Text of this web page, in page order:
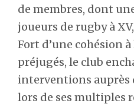
de membres, dont
joueurs de rugby à
Fort d’une cohésion à
préjugés, le club
interventions auprès
lors de ses multiples